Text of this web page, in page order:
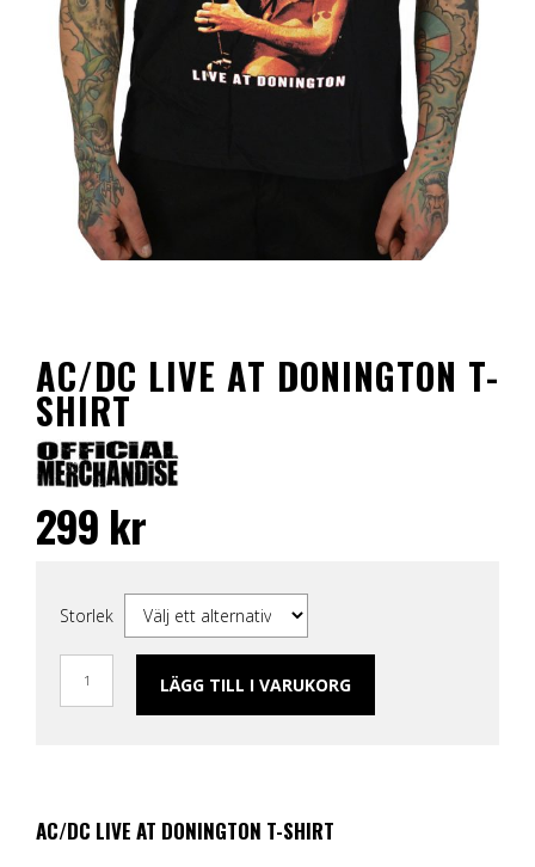
AC/DC LIVE AT DONINGTON T-
SHIRT
299 kr
Storlek
LÄGG TILL I VARUKORG
AC/DC LIVE AT DONINGTON T-SHIRT